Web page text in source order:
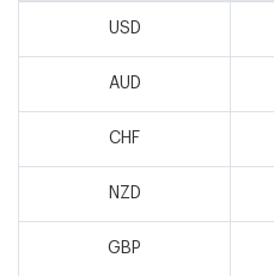
USD
AUD
CHF
NZD
GBP